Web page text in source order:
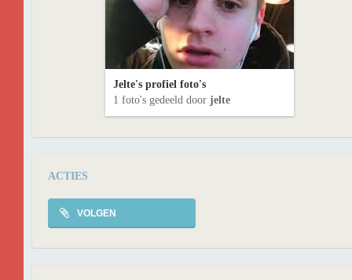
Jelte's profiel foto's
1 foto's gedeeld door jelte
ACTIES
VOLGEN